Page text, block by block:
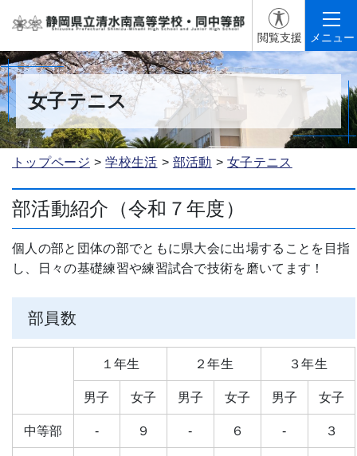
閲覧支援 メニュー
女子テニス
トップページ 学校生活 部活動 女子テニス
部活動紹介（令和７年度）
個人の部と団体の部でともに県大会に出場することを目指
し、日々の基礎練習や練習試合で技術を磨いてます！
部員数
１年生 ２年生 ３年生
男子 女子 男子 女子 男子 女子
中等部 - ９ - ６ - ３